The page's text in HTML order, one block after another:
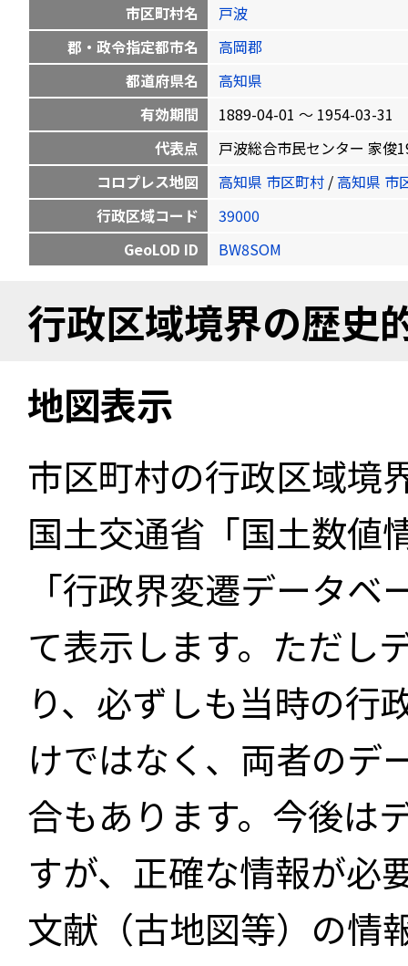
市区町村名
戸波
郡・政令指定都市名
高岡郡
都道府県名
高知県
有効期間
1889-04-01 〜 1954-03-31
代表点
戸波総合市民センター 家俊
コロプレス地図
高知県 市区町村 /高知県 市
行政区域コード
39000
GeoLOD ID
BW8SOM
行政区域境界の歴史
地図表示
市区町村の行政区域境
国土交通省「国土数値
「行政界変遷データ
て表示します。ただし
り、必ずしも当時の行
けではなく、両者のデ
合もあります。今後は
すが、正確な情報が必
文献（古地図等）の情